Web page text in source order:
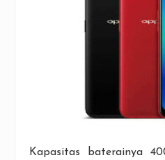
Kapasitas baterainya